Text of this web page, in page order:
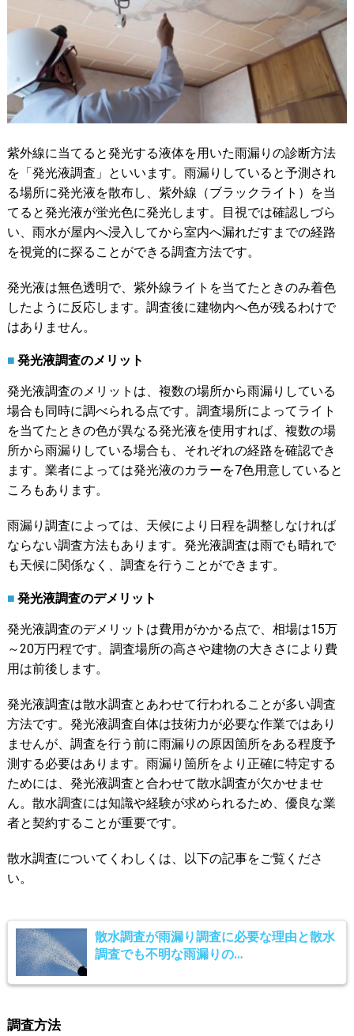
紫外線に当てると発光する液体を用いた雨漏りの診断方法
を「発光液調査」といいます。雨漏りしていると予測され
る場所に発光液を散布し、紫外線（ブラックライト）を当
てると発光液が蛍光色に発光します。目視では確認しづら
い、雨水が屋内へ浸入してから室内へ漏れだすまでの経路
を視覚的に探ることができる調査方法です。
発光液は無色透明で、紫外線ライトを当てたときのみ着色
したように反応します。調査後に建物内へ色が残るわけで
はありません。
発光液調査のメリット
発光液調査のメリットは、複数の場所から雨漏りしている
場合も同時に調べられる点です。調査場所によってライト
を当てたときの色が異なる発光液を使用すれば、複数の場
所から雨漏りしている場合も、それぞれの経路を確認でき
ます。業者によっては発光液のカラーを7色用意していると
ころもあります。
雨漏り調査によっては、天候により日程を調整しなければ
ならない調査方法もあります。発光液調査は雨でも晴れで
も天候に関係なく、調査を行うことができます。
発光液調査のデメリット
発光液調査のデメリットは費用がかかる点で、相場は15万
～20万円程です。調査場所の高さや建物の大きさにより費
用は前後します。
発光液調査は散水調査とあわせて行われることが多い調査
方法です。発光液調査自体は技術力が必要な作業ではあり
ませんが、調査を行う前に雨漏りの原因箇所をある程度予
測する必要はあります。雨漏り箇所をより正確に特定する
ためには、発光液調査と合わせて散水調査が欠かせませ
ん。散水調査には知識や経験が求められるため、優良な業
者と契約することが重要です。
散水調査についてくわしくは、以下の記事をご覧くださ
い。
散水調査が雨漏り調査に必要な理由と散水
調査でも不明な雨漏りの…
調査方法